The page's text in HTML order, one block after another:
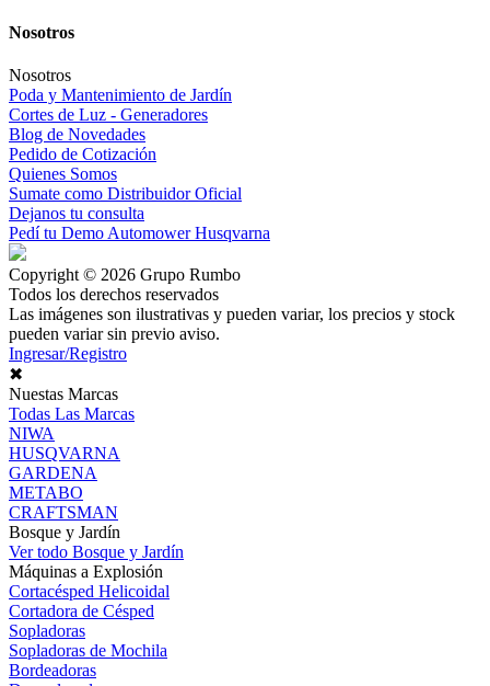
Nosotros
Nosotros
Poda y Mantenimiento de Jardín
Cortes de Luz - Generadores
Blog de Novedades
Pedido de Cotización
Quienes Somos
Sumate como Distribuidor Oficial
Dejanos tu consulta
Pedí tu Demo Automower Husqvarna
Copyright © 2026 Grupo Rumbo
Todos los derechos reservados
Las imágenes son ilustrativas y pueden variar, los precios y stock
pueden variar sin previo aviso.
Ingresar/Registro
✖
Nuestas Marcas
Todas Las Marcas
NIWA
HUSQVARNA
GARDENA
METABO
CRAFTSMAN
Bosque y Jardín
Ver todo Bosque y Jardín
Máquinas a Explosión
Cortacésped Helicoidal
Cortadora de Césped
Sopladoras
Sopladoras de Mochila
Bordeadoras